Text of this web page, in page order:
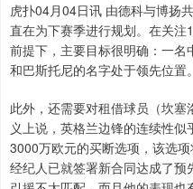
虎扑04月04日讯 由德科与博扬
直在为下赛季进行规划。在关
前提下，主要目标很明确：一
和巴斯托尼的名字处于领先位置。
此外，还需要对租借球员（坎
义上说，英格兰边锋的连续性
3000万欧元的买断选项，该选
经纪人已就签署新合同达成了